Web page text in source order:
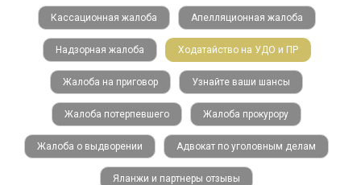
Кассационная жалоба Апелляционная жалоба
Надзорная жалоба Ходатайство на УДО и ПР
Жалоба на приговор Узнайте ваши шансы
Жалоба потерпевшего Жалоба прокурору
Жалоба о выдворении Адвокат по уголовным делам
Яланжи и партнеры отзывы